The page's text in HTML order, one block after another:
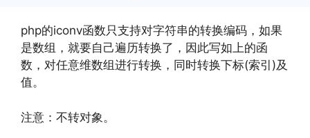
php的iconv函数只支持对字符串的转换编码，如果
是数组，就要自己遍历转换了，因此写如上的函
数，对任意维数组进行转换，同时转换下标(索引)及
值。
注意：不转对象。